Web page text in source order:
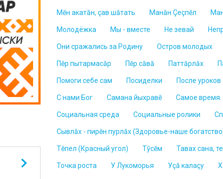
Мĕн акатăн, çав шăтать Манăн Çеçпĕл
Молодёжка Мы - вместе Не зевай
Они сражались за Родину Остров молодых
Пĕр пытармасăр Пĕр сăвă Паттăрлăх
Помоги себе сам Посиделки После уроков
С нами Бог Самана йыхравĕ Самое
Социальная среда Социальные ролики
Сывлăх - пирĕн пурлăх (Здоровье-наше
Тĕпел (Красный угол) Тỹсĕм Тавах сана,
Точка роста У Лукоморья Уçă калаçy